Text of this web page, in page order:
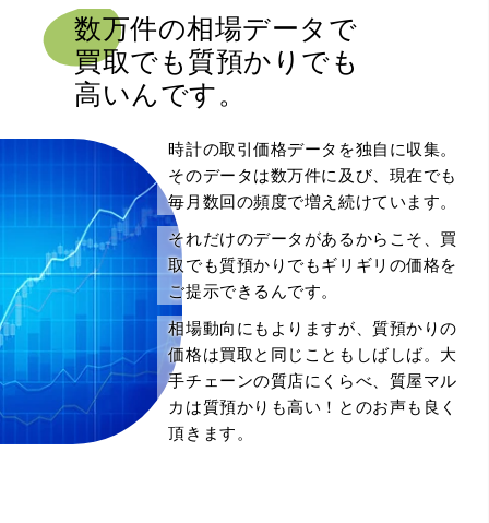
数万件の相場データで
買取でも質預かりでも
高いんです。
時計の取引価格データを独自に収集。
そのデータは数万件に及び、現在でも
毎月数回の頻度で増え続けています。
それだけのデータがあるからこそ、買
取でも質預かりでもギリギリの価格を
ご提示できるんです。
相場動向にもよりますが、質預かりの
価格は買取と同じこともしばしば。大
手チェーンの質店にくらべ、質屋マル
カは質預かりも高い！とのお声も良く
頂きます。